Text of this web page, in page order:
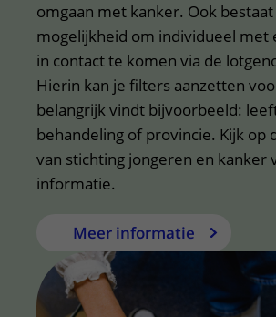
omgaan met kanker. Ook
mogelijkheid om individueel met
in contact te komen via de
Hierin kan je filters aanzetten
belangrijk vindt bijvoorbeeld:
behandeling of provincie. Kijk op
van stichting jongeren en kanker
informatie.
Meer informatie